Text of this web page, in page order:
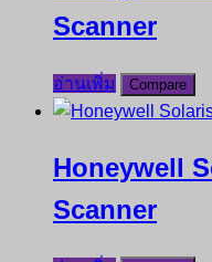
Scanner
อ่านเพิ่ม Compare
Honeywell
Scanner